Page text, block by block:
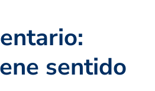
sentido